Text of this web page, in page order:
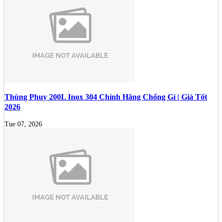
Thùng Phuy 200L Inox 304 Chính Hãng Chống Gỉ | Giá Tốt
2026
Tue 07, 2026